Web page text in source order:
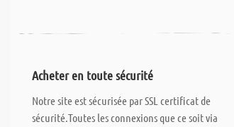
Acheter en toute sécurité
Notre site est sécurisée par SSL certificat de
sécurité.Toutes les connexions que ce soit via